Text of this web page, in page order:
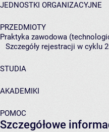
JEDNOSTKI ORGANIZACYJNE
PRZEDMIOTY
Praktyka zawodowa
Szczegóły rejestracji w cyklu
STUDIA
AKADEMIKI
POMOC
Szczegółowe